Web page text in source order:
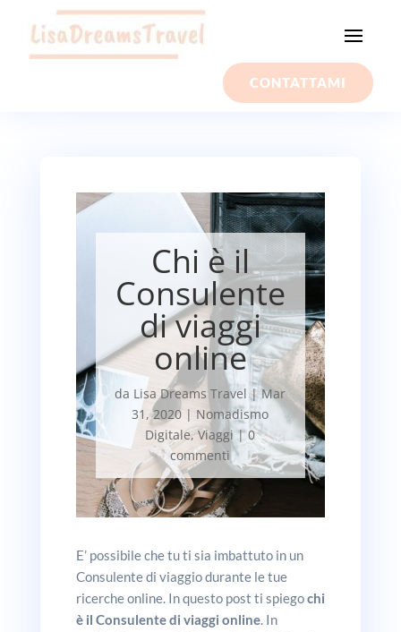
CONTATTAMI
Chi è il
Consulente
di viaggi
online
da Lisa Dreams Travel|Mar
31, 2020 | Nomadismo
Digitale,Viaggi|0
commenti
E’ possibile che tu ti sia imbattuto in un
Consulente di viaggio durante le tue
ricerche online. In questo post ti spiegochi
è il Consulente di viaggi online. In